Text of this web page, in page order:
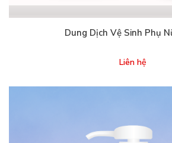
Dung Dịch Vệ Sinh Phụ
Liên hệ